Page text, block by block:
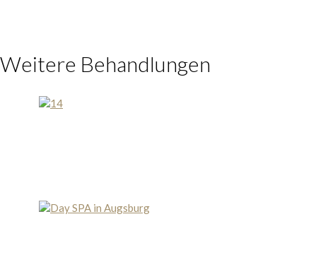
Weitere Behandlungen